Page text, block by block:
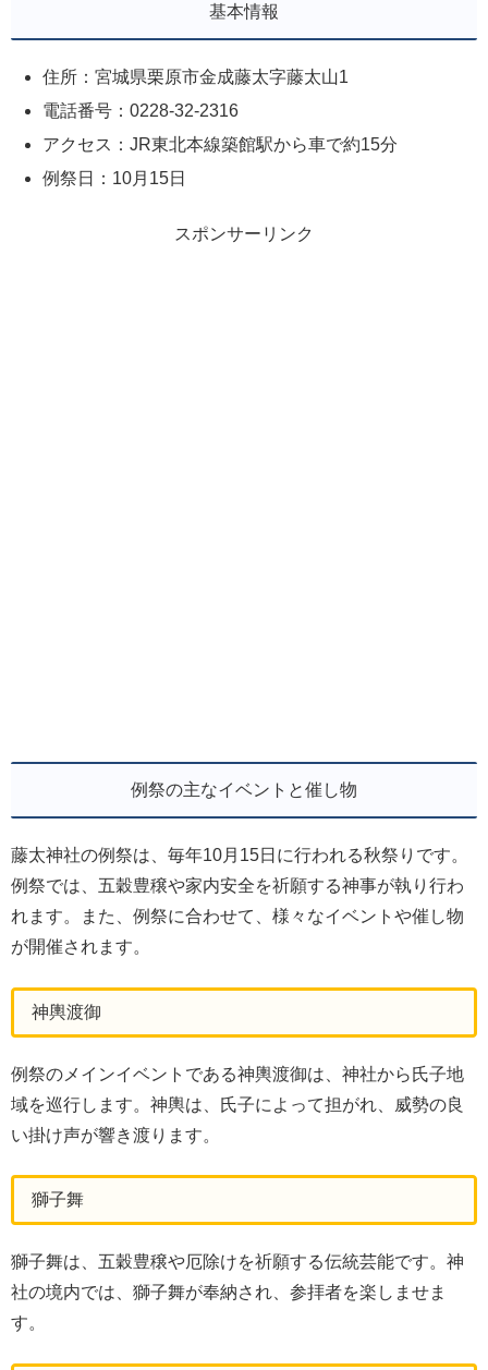
基本情報
住所：宮城県栗原市金成藤太字藤太山1
電話番号：0228-32-2316
アクセス：JR東北本線築館駅から車で約15分
例祭日：10月15日
スポンサーリンク
例祭の主なイベントと催し物
藤太神社の例祭は、毎年10月15日に行われる秋祭りです。
例祭では、五穀豊穣や家内安全を祈願する神事が執り行わ
れます。また、例祭に合わせて、様々なイベントや催し物
が開催されます。
神輿渡御
例祭のメインイベントである神輿渡御は、神社から氏子地
域を巡行します。神輿は、氏子によって担がれ、威勢の良
い掛け声が響き渡ります。
獅子舞
獅子舞は、五穀豊穣や厄除けを祈願する伝統芸能です。神
社の境内では、獅子舞が奉納され、参拝者を楽しませま
す。